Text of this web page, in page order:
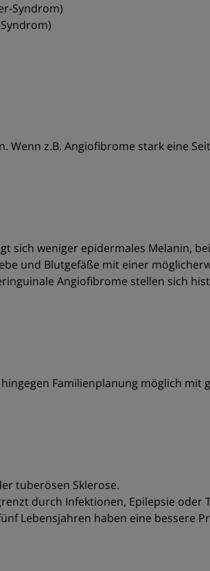
Syndrom)
Wenn z.B. Angiofibrome stark eine
sich weniger epidermales Melanin,
und Blutgefäße mit einer
Angiofibrome stellen sich
Familienplanung möglich mit
tuberösen Sklerose.
durch Infektionen, Epilepsie oder
Lebensjahren haben eine bessere